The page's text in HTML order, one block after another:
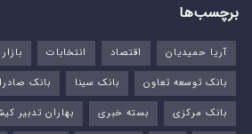
برچسب‌ها
آریا حمیدیان اقتصاد انتخابات
بانک توسعه تعاون
بانک سینا بانک
بانک مرکزی
بسته خبری بهاران تدبیر